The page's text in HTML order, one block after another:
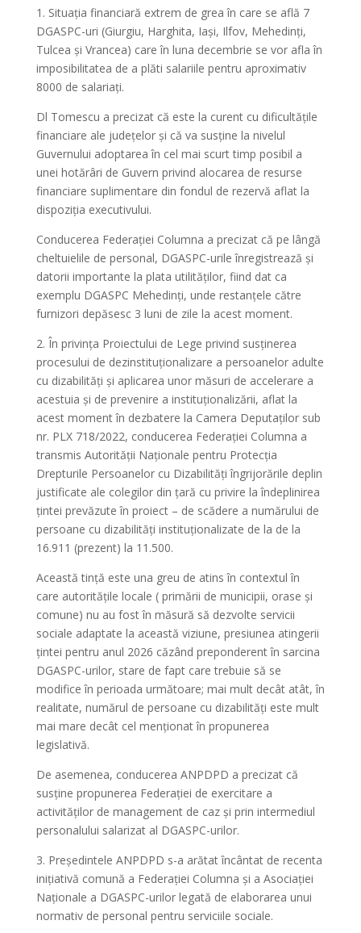
1. Situația financiară extrem de grea în care se află 7
DGASPC-uri (Giurgiu, Harghita, Iași, Ilfov, Mehedinți,
Tulcea și Vrancea) care în luna decembrie se vor afla în
imposibilitatea de a plăti salariile pentru aproximativ
8000 de salariați.
Dl Tomescu a precizat că este la curent cu dificultățile
financiare ale județelor și că va susține la nivelul
Guvernului adoptarea în cel mai scurt timp posibil a
unei hotărâri de Guvern privind alocarea de resurse
financiare suplimentare din fondul de rezervă aflat la
dispoziția executivului.
Conducerea Federației Columna a precizat că pe lângă
cheltuielile de personal, DGASPC-urile înregistrează și
datorii importante la plata utilităților, fiind dat ca
exemplu DGASPC Mehedinți, unde restanțele către
furnizori depăsesc 3 luni de zile la acest moment.
2. În privința Proiectului de Lege privind susținerea
procesului de dezinstituționalizare a persoanelor adulte
cu dizabilități şi aplicarea unor măsuri de accelerare a
acestuia şi de prevenire a instituționalizării, aflat la
acest moment în dezbatere la Camera Deputaților sub
nr. PLX 718/2022, conducerea Federației Columna a
transmis Autorității Naționale pentru Protecția
Drepturile Persoanelor cu Dizabilități îngrijorările deplin
justificate ale colegilor din țară cu privire la îndeplinirea
țintei prevăzute în proiect – de scădere a numărului de
persoane cu dizabilități instituționalizate de la de la
16.911 (prezent) la 11.500.
Această tință este una greu de atins în contextul în
care autoritățile locale ( primării de municipii, orase și
comune) nu au fost în măsură să dezvolte servicii
sociale adaptate la această viziune, presiunea atingerii
țintei pentru anul 2026 căzând preponderent în sarcina
DGASPC-urilor, stare de fapt care trebuie să se
modifice în perioada următoare; mai mult decât atât, în
realitate, numărul de persoane cu dizabilități este mult
mai mare decât cel menționat în propunerea
legislativă.
De asemenea, conducerea ANPDPD a precizat că
susține propunerea Federației de exercitare a
activităților de management de caz și prin intermediul
personalului salarizat al DGASPC-urilor.
3. Președintele ANPDPD s-a arătat încântat de recenta
inițiativă comună a Federației Columna și a Asociației
Naționale a DGASPC-urilor legată de elaborarea unui
normativ de personal pentru serviciile sociale.